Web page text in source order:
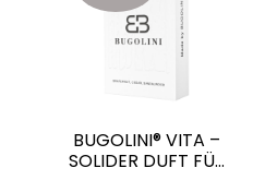
BUGOLINI® VITA –
SOLIDER DUFT FÜR